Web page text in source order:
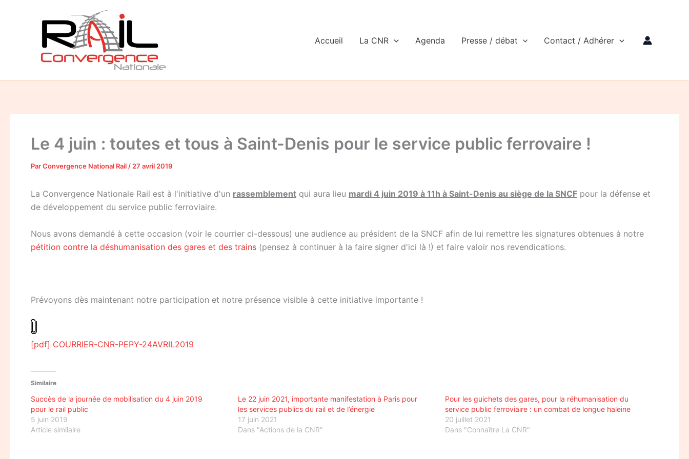
Accueil La CNR Agenda Presse / débat Contact / Adhérer
Le 4 juin : toutes et tous à Saint-Denis pour le service public ferrovaire !
ParConvergence National Rail / 27 avril 2019
La Convergence Nationale Rail est à l'initiative d'un rassemblement qui aura lieu mardi 4 juin 2019 à 11h à Saint-Denis au siège de la SNCF pour la défense et
de développement du service public ferroviaire.
Nous avons demandé à cette occasion (voir le courrier ci-dessous) une audience au président de la SNCF afin de lui remettre les signatures obtenues à notre
pétition contre la déshumanisation des gares et des trains (pensez à continuer à la faire signer d'ici là !) et faire valoir nos revendications.
Prévoyons dès maintenant notre participation et notre présence visible à cette initiative importante !
[pdf] COURRIER-CNR-PEPY-24AVRIL2019
Similaire
Succès de la journée de mobilisation du 4 juin 2019
pour le rail public
5 juin 2019
Article similaire
Le 22 juin 2021, importante manifestation à Paris pour
les services publics du rail et de l’énergie
17 juin 2021
Dans "Actions de la CNR"
Pour les guichets des gares, pour la réhumanisation du
service public ferroviaire : un combat de longue haleine
20 juillet 2021
Dans "Connaître La CNR"